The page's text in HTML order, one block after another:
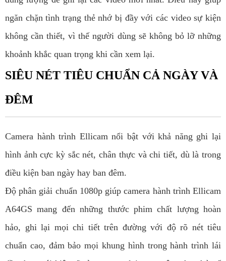
ngăn chặn tình trạng thẻ nhớ bị đầy với các video sự kiện
không cần thiết, vì thế người dùng sẽ không bỏ lỡ những
khoảnh khắc quan trọng khi cần xem lại.
SIÊU NÉT TIÊU CHUẨN CẢ NGÀY VÀ
ĐÊM
Camera hành trình Ellicam nổi bật với khả năng ghi lại
hình ảnh cực kỳ sắc nét, chân thực và chi tiết, dù là trong
điều kiện ban ngày hay ban đêm.
Độ phân giải chuẩn 1080p giúp camera hành trình Ellicam
A64GS mang đến những thước phim chất lượng hoàn
hảo, ghi lại mọi chi tiết trên đường với độ rõ nét tiêu
chuẩn cao, đảm bảo mọi khung hình trong hành trình lái